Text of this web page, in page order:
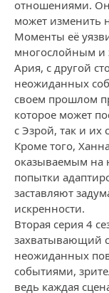
отношениями.
может изменить
Моменты её
многослойным
Ария, с другой
неожиданных
своем прошлом
которое может
с Эзрой, так и их
Кроме того,
оказываемым на
попытки
заставляют
искренности.
Вторая серия 4
захватывающий
неожиданных
событиями,
ведь каждая